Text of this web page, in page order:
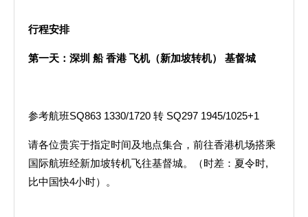
行程安排
第一天：深圳 船 香港 飞机（新加坡转机） 基督城
参考航班SQ863 1330/1720 转 SQ297 1945/1025+1
请各位贵宾于指定时间及地点集合，前往香港机场搭乘
国际航班经新加坡转机飞往基督城。（时差：夏令时,
比中国快4小时）。